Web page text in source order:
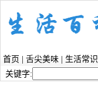
首页 舌尖美味 生活常识
关键字: